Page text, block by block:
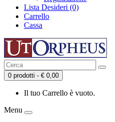
Lista Desideri (0)
Carrello
Cassa
0 prodotti - € 0,00
Il tuo Carrello è vuoto.
Menu